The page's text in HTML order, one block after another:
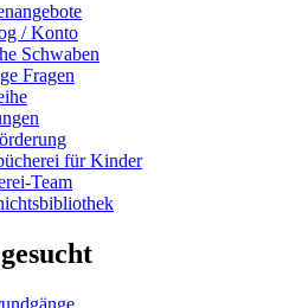
/ Konto
Schwaben
Fragen
für Kinder
Team